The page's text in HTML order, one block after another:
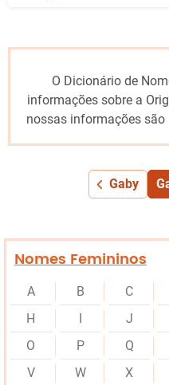
O Dicionário de
informações sobre a
nossas informações
Gaby
Nomes Femininos
A B C
H
J
O
P Q
V
W X